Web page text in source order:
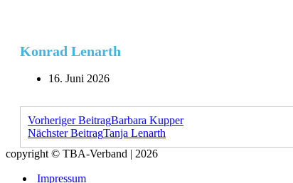
Konrad Lenarth
16. Juni 2026
Vorheriger BeitragBarbara Kupper
Nächster BeitragTanja Lenarth
copyright © TBA-Verband | 2026
Impressum